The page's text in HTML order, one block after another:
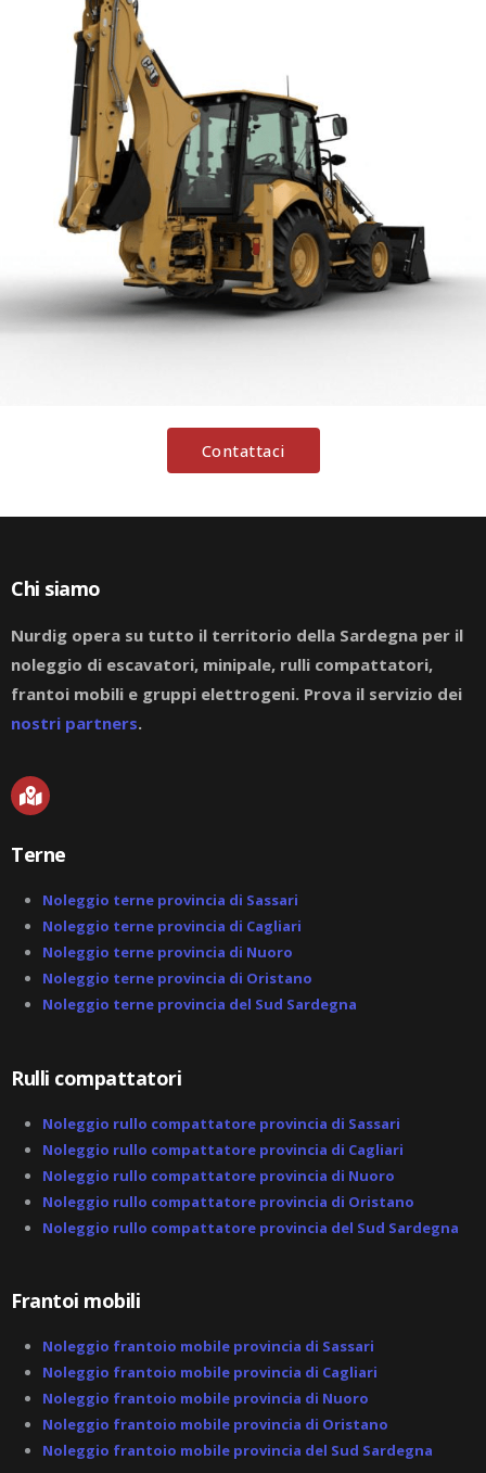
Contattaci
Chi siamo
Nurdig opera su tutto il territorio della Sardegna per il
noleggio di escavatori, minipale, rulli compattatori,
frantoi mobili e gruppi elettrogeni. Prova il servizio dei
nostri partners.
M
a
p
m
r
k
d
-
a
Terne
Noleggio terne provincia di Sassari
Noleggio terne provincia di Cagliari
Noleggio terne provincia di Nuoro
Noleggio terne provincia di Oristano
Noleggio terne provincia del Sud Sardegna
Rulli compattatori
Noleggio rullo compattatore provincia di Sassari
Noleggio rullo compattatore provincia di Cagliari
Noleggio rullo compattatore provincia di Nuoro
Noleggio rullo compattatore provincia di Oristano
Noleggio rullo compattatore provincia del Sud Sardegna
Frantoi mobili
Noleggio frantoio mobile provincia di Sassari
Noleggio frantoio mobile provincia di Cagliari
Noleggio frantoio mobile provincia di Nuoro
Noleggio frantoio mobile provincia di Oristano
Noleggio frantoio mobile provincia del Sud Sardegna